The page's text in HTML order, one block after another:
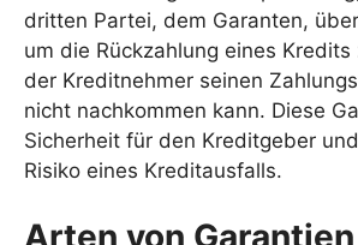
dritten Partei, dem Garanten,
um die Rückzahlung eines
der Kreditnehmer seinen
nicht nachkommen kann. Diese
Sicherheit für den Kreditgeber
Risiko eines Kreditausfalls.
Arten von